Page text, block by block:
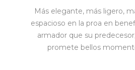
Más elegante, más ligero,
espacioso en la proa en
armador que su
promete bellos